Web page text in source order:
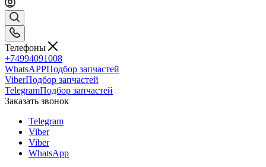
Телефоны
+74994091008
WhatsAPPПодбор запчастей
ViberПодбор запчастей
TelegramПодбор запчастей
Заказать звонок
Telegram
Viber
Viber
WhatsApp